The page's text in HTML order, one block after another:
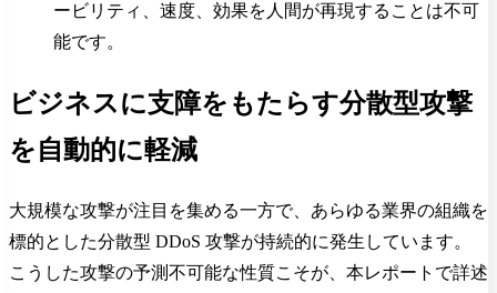
ービリティ、速度、効果を人間が再現することは不可
能です。
ビジネスに支障をもたらす分散型攻撃
を自動的に軽減
大規模な攻撃が注目を集める一方で、あらゆる業界の組織を
標的とした分散型 DDoS 攻撃が持続的に発生しています。
こうした攻撃の予測不可能な性質こそが、本レポートで詳述